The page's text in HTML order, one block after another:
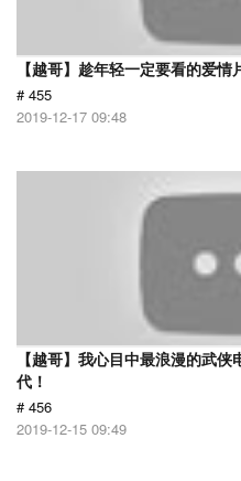
【越哥】趁年轻一定要看的爱
# 455
2019-12-17 09:48
【越哥】我心目中最浪漫的武
代！
# 456
2019-12-15 09:49